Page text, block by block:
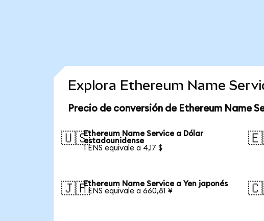
Explora Ethereum Name
Precio de conversión de Ethereum Name
🇺🇸Ethereum Name Service a Dólar
estadounidense
1 ENS equivale a 4,17 $
🇯🇵Ethereum Name Service a Yen japonés
1 ENS equivale a 660,81 ¥